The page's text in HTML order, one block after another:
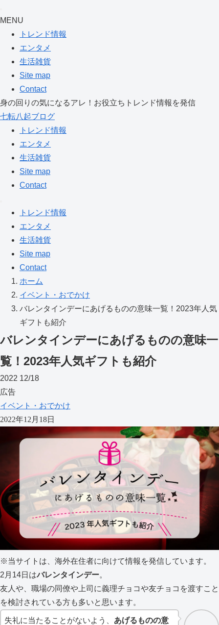
MENU
トレンド情報
エンタメ
生活雑貨
Site map
Contact
身の回りの気になるアレ！お役立ちトレンド情報を発信
七転八起ブログ
トレンド情報
エンタメ
生活雑貨
Site map
Contact
トレンド情報
エンタメ
生活雑貨
Site map
Contact
ホーム
イベント・おでかけ
バレンタインデーにあげるものの意味一覧！2023年人気
ギフトも紹介
バレンタインデーにあげるものの意味一
覧！2023年人気ギフトも紹介
2022 12/18
広告
イベント・おでかけ
2022年12月18日
※当サイトは、海外在住者に向けて情報を発信しています。
2月14日はバレンタインデー。
友人や、職場の同僚や上司に義理チョコや友チョコを渡すこと
を検討されている方も多いと思います。
失礼に当たることがないよう、 あげるものの意